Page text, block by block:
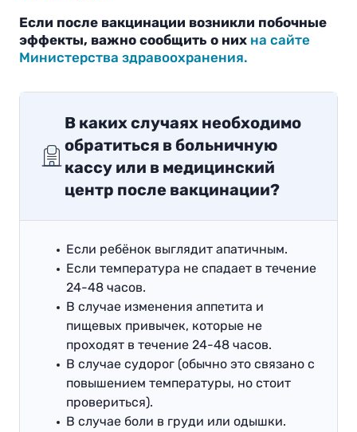
Если после вакцинации возникли побочные
эффекты, важно сообщить о них на сайте
Министерства здравоохранения.
В каких случаях необходимо
обратиться в больничную
кассу или в медицинский
центр после вакцинации?
Если ребёнок выглядит апатичным.
Если температура не спадает в течение
24-48 часов.
В случае изменения аппетита и
пищевых привычек, которые не
проходят в течение 24-48 часов.
В случае судорог (обычно это связано с
повышением температуры, но стоит
провериться).
В случае боли в груди или одышки.